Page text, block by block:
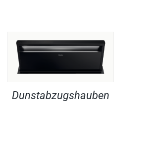
Dunstabzugshauben